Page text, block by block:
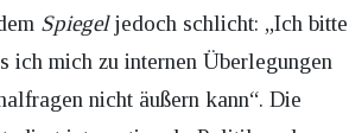
Spiegeljedoch schlicht: „Ich bitte
ich mich zu internen Überlegungen
nicht äußern kann“. Die